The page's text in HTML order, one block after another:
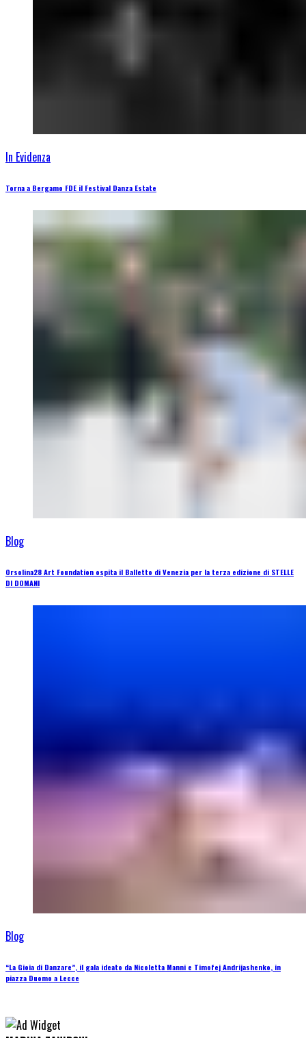
In Evidenza
Torna a Bergamo FDE il Festival Danza Estate
Blog
Orsolina28 Art Foundation ospita il Balletto di Venezia per la terza edizione di STELLE
DI DOMANI
Blog
“La Gioia di Danzare”, il gala ideato da Nicoletta Manni e Timofej Andrijashenko, in
piazza Duomo a Lecce